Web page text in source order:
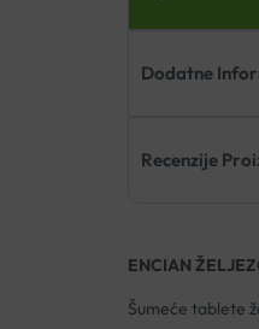
Dodatne
Recenzije
ENCIAN
Šumeće tablete